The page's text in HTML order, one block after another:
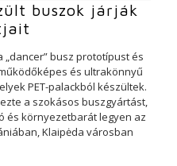
buszok járják
busz prototípust és
és ultrakönnyű
PET-palackból készültek.
a szokásos buszgyártást,
és környezetbarát legyen az
Klaipėda városban